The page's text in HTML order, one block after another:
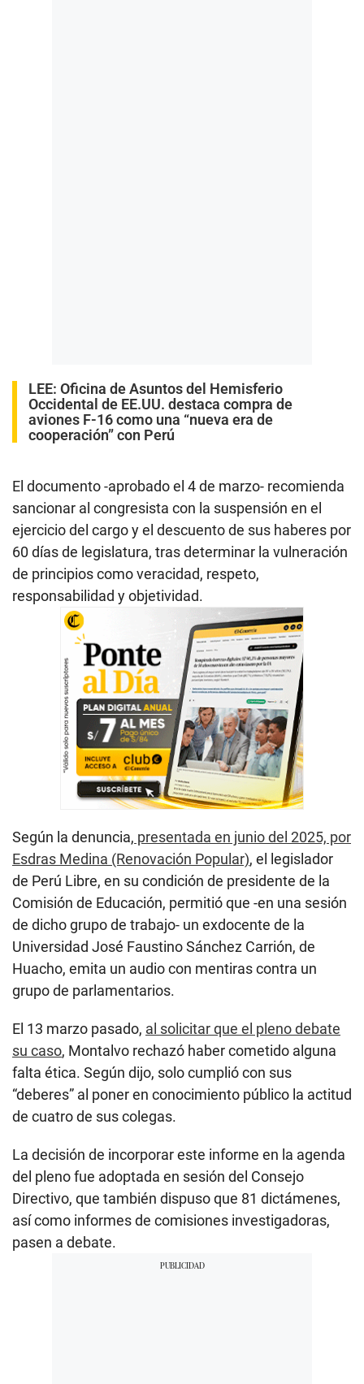
LEE: Oficina de Asuntos del Hemisferio
Occidental de EE.UU. destaca compra de
aviones F-16 como una “nueva era de
cooperación” con Perú
El documento -aprobado el 4 de marzo- recomienda
sancionar al congresista con la suspensión en el
ejercicio del cargo y el descuento de sus haberes por
60 días de legislatura, tras determinar la vulneración
de principios como veracidad, respeto,
responsabilidad y objetividad.
Según la denuncia, presentada en junio del 2025, por
Esdras Medina (Renovación Popular), el legislador
de Perú Libre, en su condición de presidente de la
Comisión de Educación, permitió que -en una sesión
de dicho grupo de trabajo- un exdocente de la
Universidad José Faustino Sánchez Carrión, de
Huacho, emita un audio con mentiras contra un
grupo de parlamentarios.
El 13 marzo pasado, al solicitar que el pleno debate
su caso, Montalvo rechazó haber cometido alguna
falta ética. Según dijo, solo cumplió con sus
“deberes” al poner en conocimiento público la actitud
de cuatro de sus colegas.
La decisión de incorporar este informe en la agenda
del pleno fue adoptada en sesión del Consejo
Directivo, que también dispuso que 81 dictámenes,
así como informes de comisiones investigadoras,
pasen a debate.